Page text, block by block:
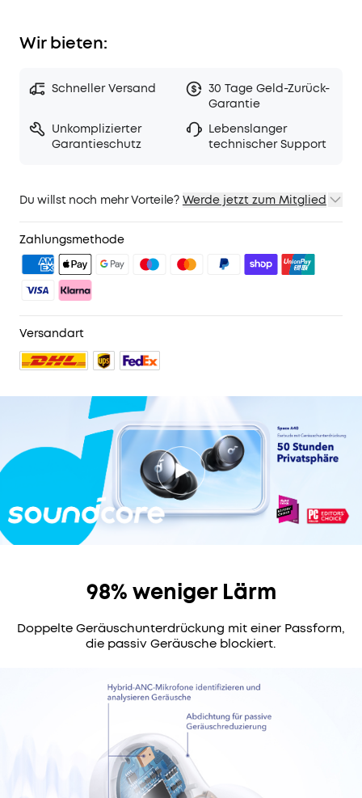
Wir bieten:
Schneller Versand
30 Tage Geld-Zurück-
Garantie
Unkomplizierter
Garantieschutz
Lebenslanger
technischer Support
Du willst noch mehr Vorteile? Werde jetzt zum Mitglied
2. Mitglieder-Preise für ausgewähte Produkte
3. Geburtstagsgeschenk
4. Weitere Vorteile mit soundcoreCredits
Mehr erfahren
Zahlungsmethode
Versandart
Schwarz
Ratenzahlungsoptionen
Verbessertes
98% weniger Lärm
Doppelte Geräuschunterdrückung mit einer Passform,
die passiv Geräusche blockiert.